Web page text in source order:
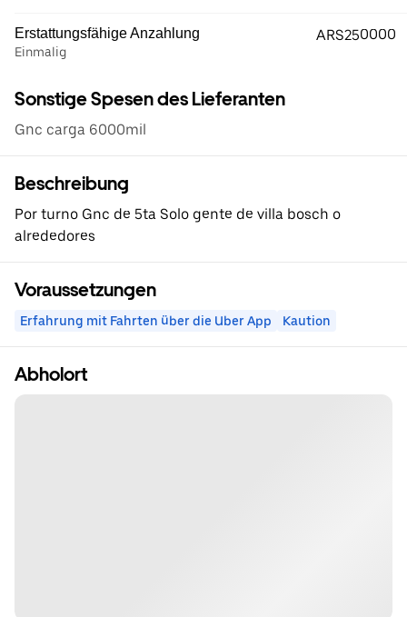
Erstattungsfähige Anzahlung
Einmalig
ARS250000
Sonstige Spesen des Lieferanten
Gnc carga 6000mil
Beschreibung
Por turno Gnc de 5ta Solo gente de villa bosch o
alrededores
Voraussetzungen
Erfahrung mit Fahrten über die Uber App Kaution
Abholort